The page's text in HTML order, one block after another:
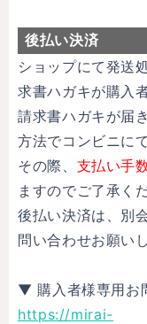
後払い決済
ショップにて発送
求書ハガキが購入
請求書ハガキが届
方法でコンビニに
その際、 支払い手
ますのでご了承く
後払い決済は、別
問い合わせお願い
▼ 購入者様専用お
https://mirai-